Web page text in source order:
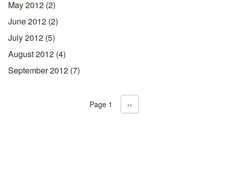
May 2012 (2)
June 2012 (2)
July 2012 (5)
August 2012 (4)
September 2012 (7)
Pagination
Page 1 Next page
››